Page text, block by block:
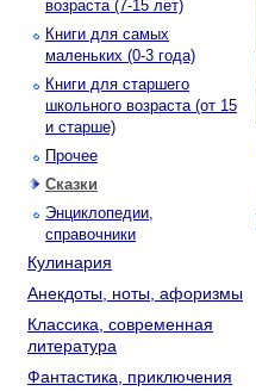
возраста (7-15 лет)
Книги для самых
маленьких (0-3 года)
Книги для старшего
школьного возраста (от 15
и старше)
Прочее
Сказки
Энциклопедии,
справочники
Кулинария
Анекдоты, ноты, афоризмы
Классика, современная
литература
Фантастика, приключения